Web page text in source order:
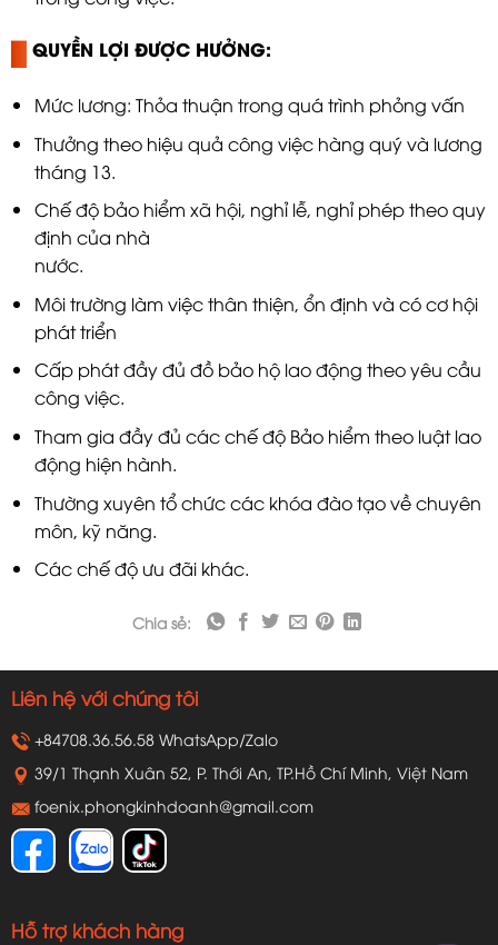
QUYỀN LỢI ĐƯỢC HƯỞNG:
Mức lương: Thỏa thuận trong quá trình phỏng vấn
Thưởng theo hiệu quả công việc hàng quý và lương
tháng 13.
Chế độ bảo hiểm xã hội, nghỉ lễ, nghỉ phép theo quy
định của nhà
nước.
Môi trường làm việc thân thiện, ổn định và có cơ hội
phát triển
Cấp phát đầy đủ đồ bảo hộ lao động theo yêu cầu
công việc.
Tham gia đầy đủ các chế độ Bảo hiểm theo luật lao
động hiện hành.
Thường xuyên tổ chức các khóa đào tạo về chuyên
môn, kỹ năng.
Các chế độ ưu đãi khác.
Chia sẻ:
Liên hệ với chúng tôi
+84708.36.56.58 WhatsApp/Zalo
39/1 Thạnh Xuân 52, P. Thới An, TP.Hồ Chí Minh, Việt Nam
foenix.phongkinhdoanh@gmail.com
Hỗ trợ khách hàng